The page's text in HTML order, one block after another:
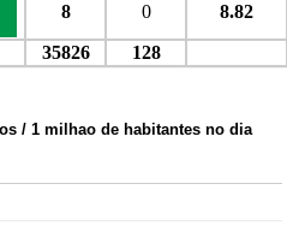
8 0
8.82
35826 128
/ 1 milhao de habitantes no dia